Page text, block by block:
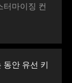
터마이징 컨
안 유선 키